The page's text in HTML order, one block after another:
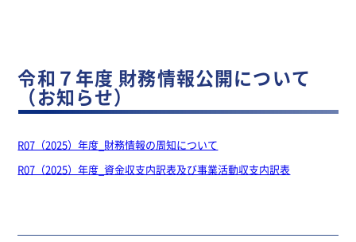
令和７年度 財務情報公開について
（お知らせ）
R07（2025）年度_財務情報の周知について
R07（2025）年度_資金収支内訳表及び事業活動収支内訳表